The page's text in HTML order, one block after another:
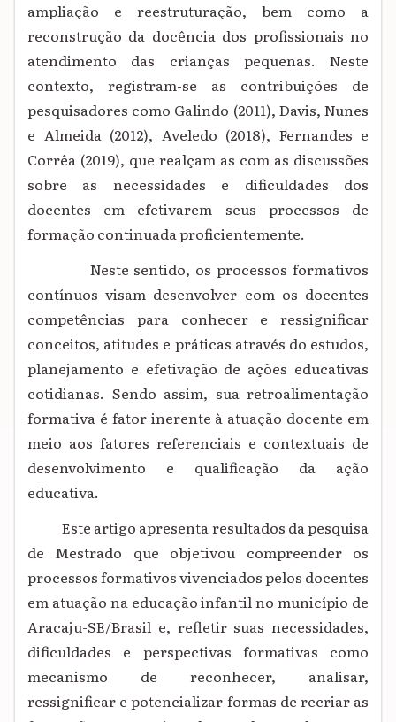
ampliação e reestruturação, bem como a
reconstrução da docência dos profissionais no
atendimento das crianças pequenas. Neste
contexto, registram-se as contribuições de
pesquisadores como Galindo (2011), Davis, Nunes
e Almeida (2012), Aveledo (2018), Fernandes e
Corrêa (2019), que realçam as com as discussões
sobre as necessidades e dificuldades dos
docentes em efetivarem seus processos de
formação continuada proficientemente.
Neste sentido, os processos formativos
contínuos visam desenvolver com os docentes
competências para conhecer e ressignificar
conceitos, atitudes e práticas através do estudos,
planejamento e efetivação de ações educativas
cotidianas. Sendo assim, sua retroalimentação
formativa é fator inerente à atuação docente em
meio aos fatores referenciais e contextuais de
desenvolvimento e qualificação da ação
educativa.
Este artigo apresenta resultados da pesquisa
de Mestrado que objetivou compreender os
processos formativos vivenciados pelos docentes
em atuação na educação infantil no município de
Aracaju-SE/Brasil e, refletir suas necessidades,
dificuldades e perspectivas formativas como
mecanismo de reconhecer, analisar,
ressignificar e potencializar formas de recriar as